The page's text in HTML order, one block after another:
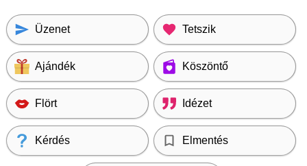
Üzenet Tetszik
Ajándék Köszöntő
Flört Idézet
Kérdés Elmentés